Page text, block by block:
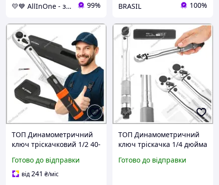
💛💙 AllInOne - знаходь все необхідне в одному магазині! 99% BRASIL 100%
ТОП Динамометричний
ключ тріскачковий 1/2 40-
затягування болтів та
гайок
Готово до відправки
від241 ₴/міс
ТОП Динамометричний
ключ тріскачка 1/4 дюйма
гайок болтів KraftDele
Готово до відправки